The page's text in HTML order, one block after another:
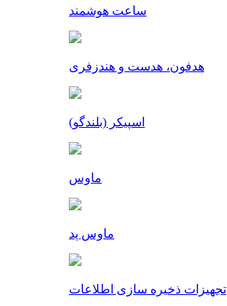
ساعت هوشمند
هدفون، هدست و هندزفری
اسپیکر (بلندگو)
ماوس
ماوس پد
تجهیزات ذخیره سازی اطلاعات